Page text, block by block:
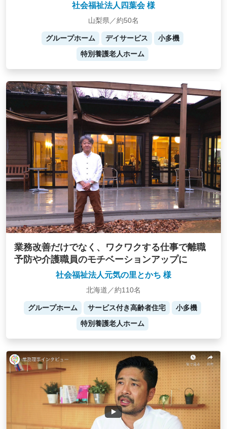
社会福祉法人四葉会 様
山梨県／約50名
グループホーム デイサービス
小多機
特別養護老人ホーム
業務改善だけでなく、ワクワクする仕事で離職
予防や介護職員のモチベーションアップに
社会福祉法人元気の里とかち 様
北海道／約110名
グループホーム サービス付き高齢者住宅
小多機
特別養護老人ホーム